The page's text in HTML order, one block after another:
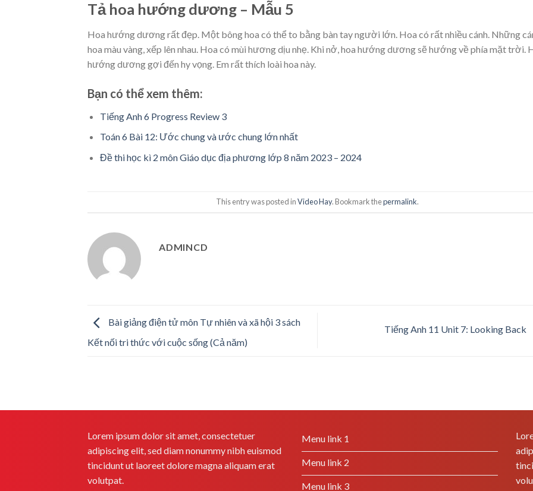
Tả hoa hướng dương – Mẫu 5
Hoa hướng dương rất đẹp. Một bông hoa có thể to bằng bàn tay người lớn. Hoa có rất nhiều cánh. Những
hoa màu vàng, xếp lên nhau. Hoa có mùi hương dịu nhẹ. Khi nở, hoa hướng dương sẽ hướng về phía mặt trời.
hướng dương gợi đến hy vọng. Em rất thích loài hoa này.
Bạn có thể xem thêm:
Tiếng Anh 6 Progress Review 3
Toán 6 Bài 12: Ước chung và ước chung lớn nhất
Đề thi học kì 2 môn Giáo dục địa phương lớp 8 năm 2023 – 2024
This entry was posted inVideo Hay. Bookmark thepermalink.
ADMINCD
Bài giảng điện tử môn Tự nhiên và xã hội 3 sách
Kết nối tri thức với cuộc sống (Cả năm)
Tiếng Anh 11 Unit 7: Looking Back
Lorem ipsum dolor sit amet, consectetuer
adipiscing elit, sed diam nonummy nibh euismod
tincidunt ut laoreet dolore magna aliquam erat
volutpat.
Menu link 1
Menu link 2
Menu link 3